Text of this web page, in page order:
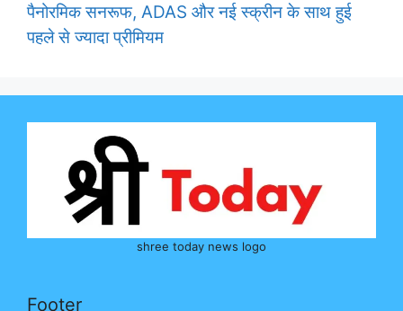
पैनोरमिक सनरूफ, ADAS और नई स्क्रीन के साथ हुई
पहले से ज्यादा प्रीमियम
shree today news logo
Footer